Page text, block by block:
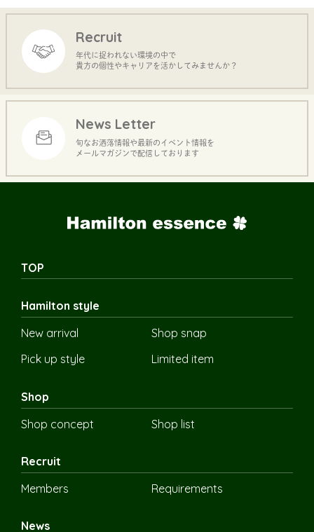
Recruit
年代に捉われない環境の中で
貴方の個性やキャリアを活かしてみませんか？
News Letter
旬なお洒落情報や最新のイベント情報を
メールマガジンで配信しております
TOP
Hamilton style
New arrival
Shop snap
Pick up style
Limited item
Shop
Shop concept
Shop list
Recruit
Members
Requirements
News